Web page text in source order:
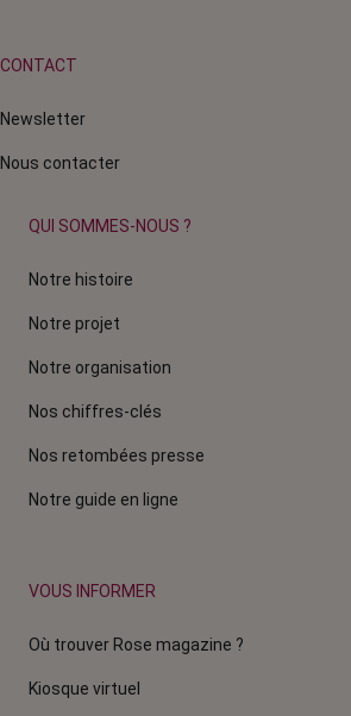
CONTACT
Newsletter
Nous contacter
QUI SOMMES-NOUS ?
Notre histoire
Notre projet
Notre organisation
Nos chiffres-clés
Nos retombées presse
Notre guide en ligne
VOUS INFORMER
Où trouver Rose magazine ?
Kiosque virtuel